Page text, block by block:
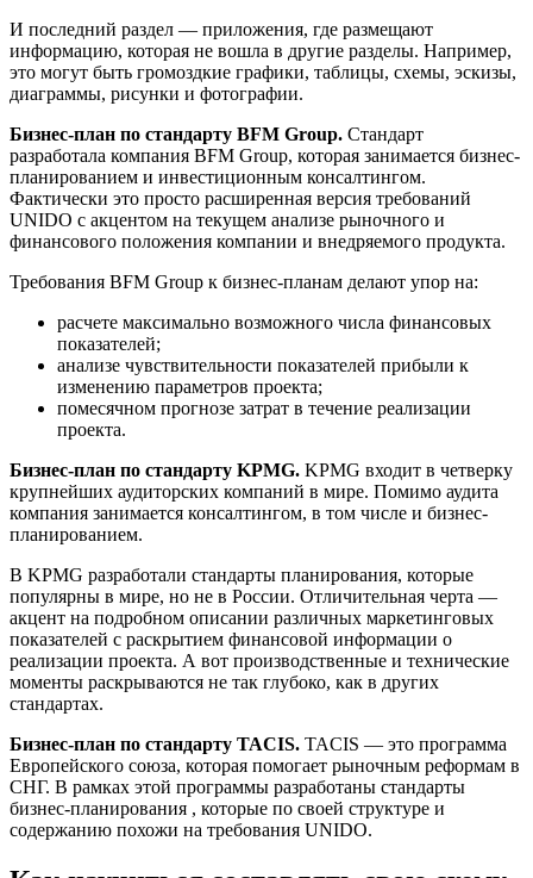
И последний раздел — приложения, где размещают
информацию, которая не вошла в другие разделы. Например,
это могут быть громоздкие графики, таблицы, схемы, эскизы,
диаграммы, рисунки и фотографии.
Бизнес-план по стандарту BFM Group. Стандарт
разработала компания BFM Group, которая занимается бизнес-
планированием и инвестиционным консалтингом.
Фактически это просто расширенная версия требований
UNIDO с акцентом на текущем анализе рыночного и
финансового положения компании и внедряемого продукта.
Требования BFM Group к бизнес-планам делают упор на:
расчете максимально возможного числа финансовых
показателей;
анализе чувствительности показателей прибыли к
изменению параметров проекта;
помесячном прогнозе затрат в течение реализации
проекта.
Бизнес-план по стандарту KPMG. KPMG входит в четверку
крупнейших аудиторских компаний в мире. Помимо аудита
компания занимается консалтингом, в том числе и бизнес-
планированием.
В KPMG разработали стандарты планирования, которые
популярны в мире, но не в России. Отличительная черта —
акцент на подробном описании различных маркетинговых
показателей с раскрытием финансовой информации о
реализации проекта. А вот производственные и технические
моменты раскрываются не так глубоко, как в других
стандартах.
Бизнес-план по стандарту TACIS. TACIS — это программа
Европейского союза, которая помогает рыночным реформам в
СНГ. В рамках этой программы разработаны стандарты
бизнес-планирования , которые по своей структуре и
содержанию похожи на требования UNIDO.